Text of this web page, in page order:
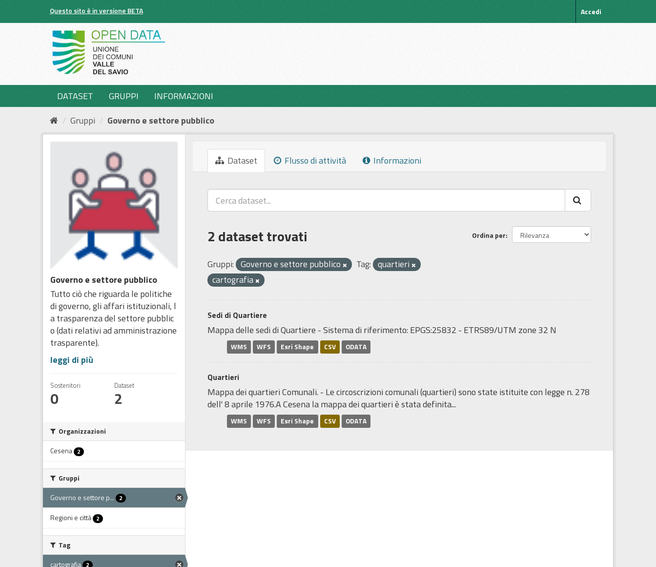
Questo sito è in versione BETA Accedi
DATASET GRUPPI
INFORMAZIONI
Gruppi
Governo e settore pubblico
Governo e settore pubblico
Tutto ciò che riguarda le politiche
di governo, gli affari istituzionali, l
a trasparenza del settore pubblic
o (dati relativi ad amministrazione
trasparente).
leggi di più
Sostenitori
0
Dataset
2
Organizzazioni
Cesena 2
Gruppi
Governo e settore p...
2
Regioni e città 2
Tag
cartografia 2
Dataset Flusso di attività Informazioni
Ordina per
2 dataset trovati
Gruppi: Governo e settore pubblico Tag: quartieri
cartografia
Sedi di Quartiere
Mappa delle sedi di Quartiere - Sistema di riferimento: EPGS:25832 - ETRS89/UTM zone 32 N
WMS WFS Esri Shape CSV ODATA
Quartieri
Mappa dei quartieri Comunali. - Le circoscrizioni comunali (quartieri) sono state istituite con legge n. 278
dell' 8 aprile 1976.A Cesena la mappa dei quartieri è stata definita...
WMS WFS Esri Shape CSV ODATA